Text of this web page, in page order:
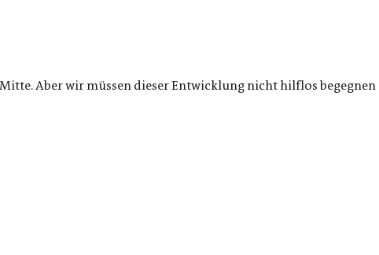
Aber wir müssen dieser Entwicklung nicht hilflos begegnen